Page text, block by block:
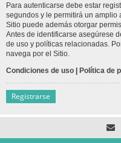
Para autenticarse debe estar
segundos y le permitirá un amplio
Sitio puede además otorgar
Antes de identificarse asegúrese
de uso y políticas relacionadas.
navega por el Sitio.
Condiciones de uso | Política de
Registrarse